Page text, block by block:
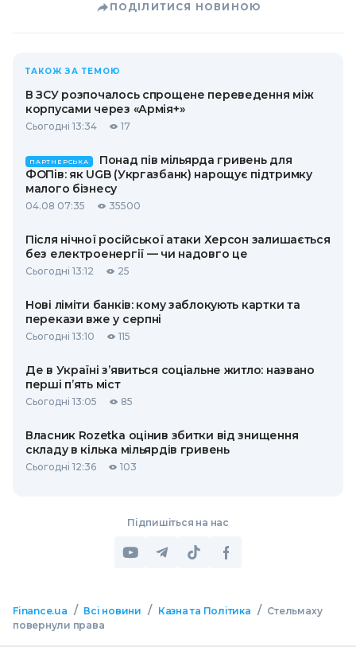
ПОДІЛИТИСЯ НОВИНОЮ
ТАКОЖ ЗА ТЕМОЮ
В ЗСУ розпочалось спрощене переведення між
корпусами через «Армія+»
Сьогодні 13:34 17
ПАРТНЕРСЬКА
Понад пів мільярда гривень для
ФОПів: як UGB (Укргазбанк) нарощує підтримку
малого бізнесу
04.08 07:35 35500
Після нічної російської атаки Херсон залишається
без електроенергії — чи надовго це
Сьогодні 13:12 25
Нові ліміти банків: кому заблокують картки та
перекази вже у серпні
Сьогодні 13:10 115
Де в Україні з’явиться соціальне житло: названо
перші п’ять міст
Сьогодні 13:05 85
Власник Rozetka оцінив збитки від знищення
складу в кілька мільярдів гривень
Сьогодні 12:36 103
Підпишіться на нас
Finance.ua / Всі новини / Казна та Політика / Стельмаху
повернули права